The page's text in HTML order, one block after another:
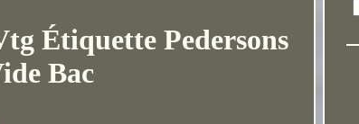
Étiquette Pedersons
Bac